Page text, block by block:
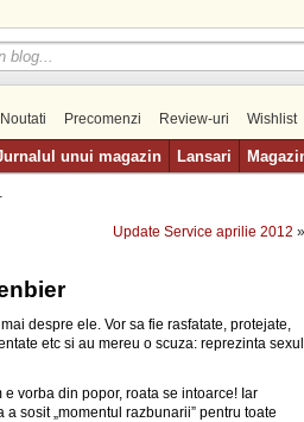
Noutati Precomenzi Review-uri Wishlist
unui magazin Lansari
Update Service aprilie 2012 »
despre ele. Vor sa fie rasfatate, protejate,
etc si au mereu o scuza: reprezinta sexul
vorba din popor, roata se intoarce! Iar
a sosit „momentul razbunarii” pentru toate